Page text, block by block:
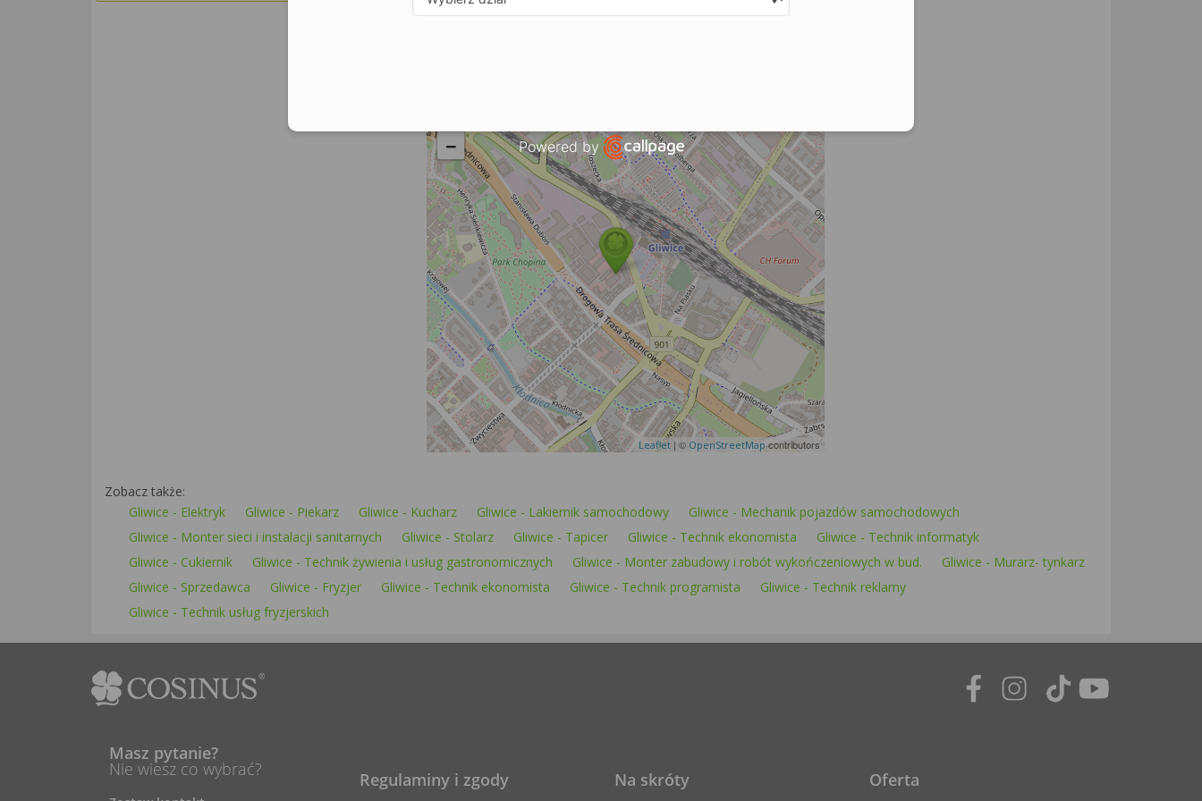
e-mail: gliwice@cosinusyoung.pl
−
Leaflet | © OpenStreetMapcontributors
Zobacz także:
Gliwice - Elektryk
Gliwice - Piekarz Gliwice - Kucharz Gliwice - Lakiernik samochodowy
Gliwice - Mechanik pojazdów samochodowych
Gliwice - Monter sieci i instalacji sanitarnych
Gliwice - Stolarz Gliwice - Tapicer Gliwice - Technik ekonomista
Gliwice - Technik informatyk
Gliwice - Cukiernik
Gliwice - Technik żywienia i usług gastronomicznych Gliwice - Monter zabudowy i robót wykończeniowych w bud.
Gliwice - Murarz- tynkarz
Gliwice - Sprzedawca
Gliwice - Fryzjer Gliwice - Technik ekonomista Gliwice - Technik programista
Gliwice - Technik reklamy
Gliwice - Technik usług fryzjerskich
Masz pytanie?
Nie wiesz co wybrać? Regulaminy i zgody Na skróty Oferta
Powered by
Open link in new window